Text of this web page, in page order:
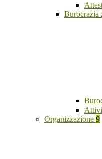
Burocrazia
Organizzazione 9